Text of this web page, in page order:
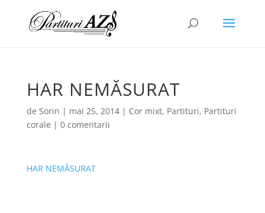
HAR NEMĂSURAT
de Sorin | mai 25, 2014| Cor mixt, Partituri, Partituri
corale | 0 comentarii
HAR NEMĂSURAT